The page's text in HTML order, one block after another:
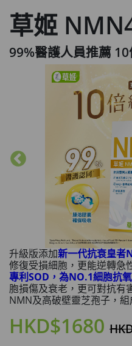
草姬
99%醫護人員推薦
升級版添加新一代抗衰皇者
修復受損細胞，更能逆轉急
專利SOD，為NO.1細胞抗
胞損傷及衰老，更可對抗有
NMN及高破壁靈芝孢子，
HKD$1680